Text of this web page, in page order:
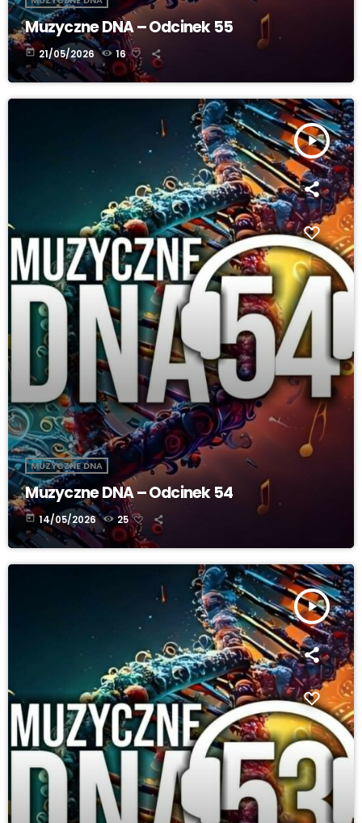
Muzyczne DNA – Odcinek 55
today 21/05/2026 16
play_arrow
MUZYCZNE DNA
Muzyczne DNA – Odcinek 54
today 14/05/2026 25
play_arrow